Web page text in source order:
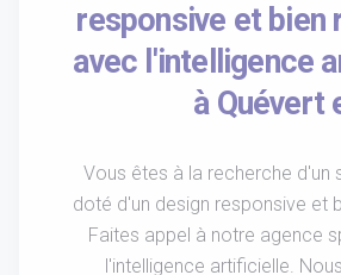
responsive et bien
avec l'intelligence
à Quévert
Vous êtes à la recherche d'un
doté d'un design responsive et
Faites appel à notre agence
l'intelligence artificielle.